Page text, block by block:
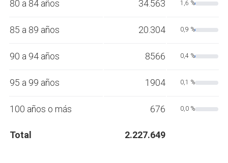
80 a 84 años 34.563 1,6 %
85 a 89 años 20.304 0,9 %
90 a 94 años 8566 0,4 %
95 a 99 años 1904 0,1 %
100 años o más 676 0,0 %
Total 2.227.649